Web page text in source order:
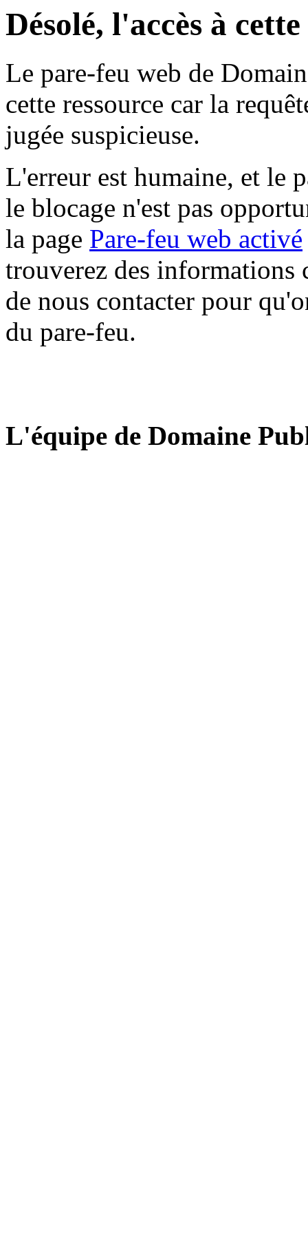
Désolé, l'accès à
Le pare-feu web de
cette ressource car la
jugée suspicieuse.
L'erreur est humaine, et le
le blocage n'est pas
la page Pare-feu web activé
trouverez des informations
de nous contacter pour
du pare-feu.
L'équipe de Domaine